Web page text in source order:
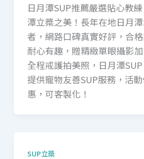
日月潭SUP推薦嚴選貼心教
潭立槳之美！長年在地日月
者，網路口碑真實好評，合格
耐心有趣，贈精緻單眼攝影
全程戒護拍美照，日月潭SUP
提供寵物友善SUP服務，活
惠，可客製化！
SUP立槳